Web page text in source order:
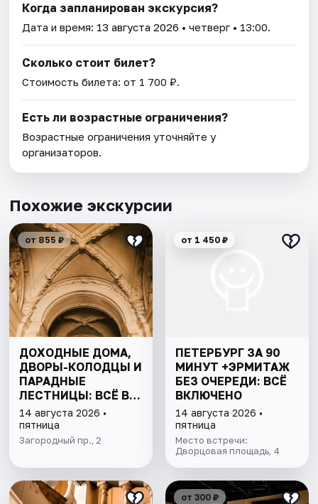
Когда запланирован экскурсия?
Дата и время: 13 августа 2026 • четверг • 13:00.
Сколько стоит билет?
Стоимость билета: от 1 700 ₽.
Есть ли возрастные ограничения?
Возрастные ограничения уточняйте у
организаторов.
Похожие экскурсии
от 855 ₽
ДОХОДНЫЕ ДОМА,
ДВОРЫ-КОЛОДЦЫ И
ПАРАДНЫЕ
ЛЕСТНИЦЫ: ВСЁ В
ОДНОЙ ПРОГУЛКЕ
14 августа 2026 •
пятница
Загородный пр., 2
от 1 450 ₽
ПЕТЕРБУРГ ЗА 90
МИНУТ +ЭРМИТАЖ
БЕЗ ОЧЕРЕДИ: ВСЁ
ВКЛЮЧЕНО
14 августа 2026 •
пятница
Место встречи:
Дворцовая площадь, 4
от 300 ₽